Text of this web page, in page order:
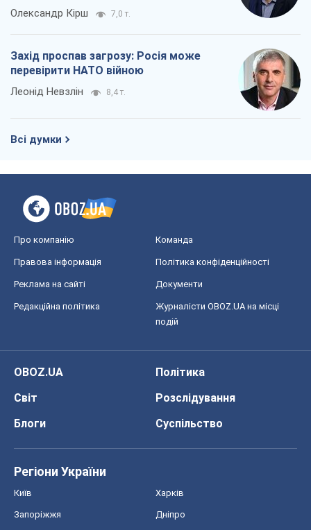
Олександр Кірш 7,0 т.
Захід проспав загрозу: Росія може
перевірити НАТО війною
Леонід Невзлін 8,4 т.
Всі думки
Про компанію Команда
Правова інформація Політика конфіденційності
Реклама на сайті Документи
Редакційна політика
Журналісти OBOZ.UA на місці
подій
OBOZ.UA
Політика
Світ
Розслідування
Блоги
Суспільство
Регіони України
Київ Харків
Запоріжжя Дніпро